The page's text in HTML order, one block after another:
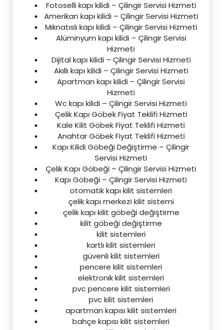
Fotoselli kapı kilidi – Çilingir Servisi Hizmeti
Amerikan kapı kilidi – Çilingir Servisi Hizmeti
Mıknatıslı kapı kilidi – Çilingir Servisi Hizmeti
Alüminyum kapı kilidi – Çilingir Servisi
Hizmeti
Dijital kapı kilidi – Çilingir Servisi Hizmeti
Akıllı kapı kilidi – Çilingir Servisi Hizmeti
Apartman kapı kilidi – Çilingir Servisi
Hizmeti
Wc kapı kilidi – Çilingir Servisi Hizmeti
Çelik Kapı Göbek Fiyat Teklifi Hizmeti
Kale Kilit Göbek Fiyat Teklifi Hizmeti
Anahtar Göbek Fiyat Teklifi Hizmeti
Kapı Kilidi Göbeği Değiştirme – Çilingir
Servisi Hizmeti
Çelik Kapı Göbeği – Çilingir Servisi Hizmeti
Kapı Göbeği – Çilingir Servisi Hizmeti
otomatik kapı kilit sistemleri
çelik kapı merkezi kilit sistemi
çelik kapı kilit göbeği değiştirme
kilit göbeği değiştirme
kilit sistemleri
kartlı kilit sistemleri
güvenli kilit sistemleri
pencere kilit sistemleri
elektronik kilit sistemleri
pvc pencere kilit sistemleri
pvc kilit sistemleri
apartman kapısı kilit sistemleri
bahçe kapısı kilit sistemleri